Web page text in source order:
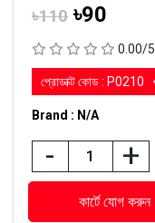
৳110৳90
0.00/5
প্রোডাক্ট কোড : P0210
Brand : N/A
- +